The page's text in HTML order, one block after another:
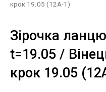
крок 19.05 (12А-1)
Зірочка
t=19.05 /
крок 19.05